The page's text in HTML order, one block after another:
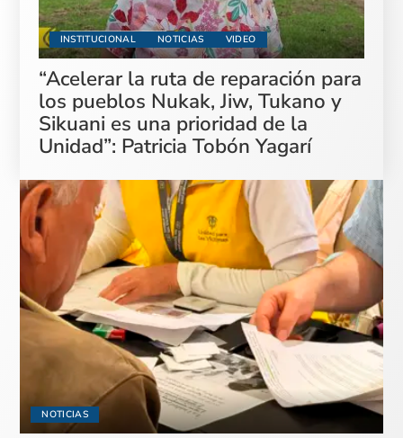
INSTITUCIONAL NOTICIAS VIDEO
“Acelerar la ruta de reparación para
los pueblos Nukak, Jiw, Tukano y
Sikuani es una prioridad de la
Unidad”: Patricia Tobón Yagarí
NOTICIAS